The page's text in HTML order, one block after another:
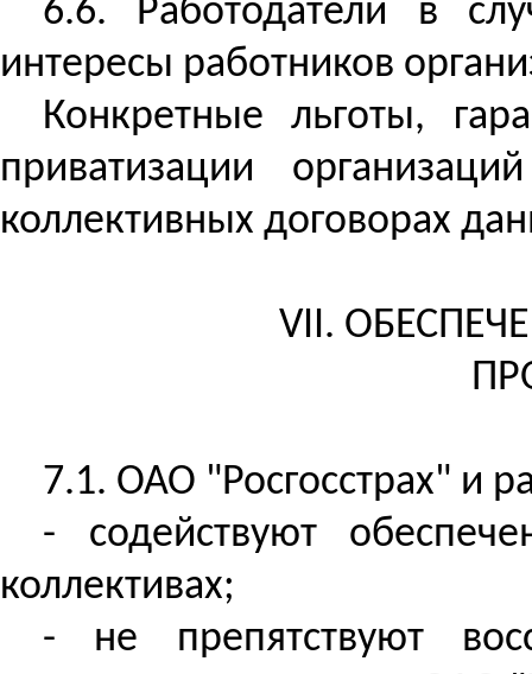
6.6. Работодатели в
интересы работников
Конкретные льготы,
приватизации
коллективных договорах
VII.
7.1. ОАО "Росгосстрах" и
- содействуют
коллективах;
- не препятствуют